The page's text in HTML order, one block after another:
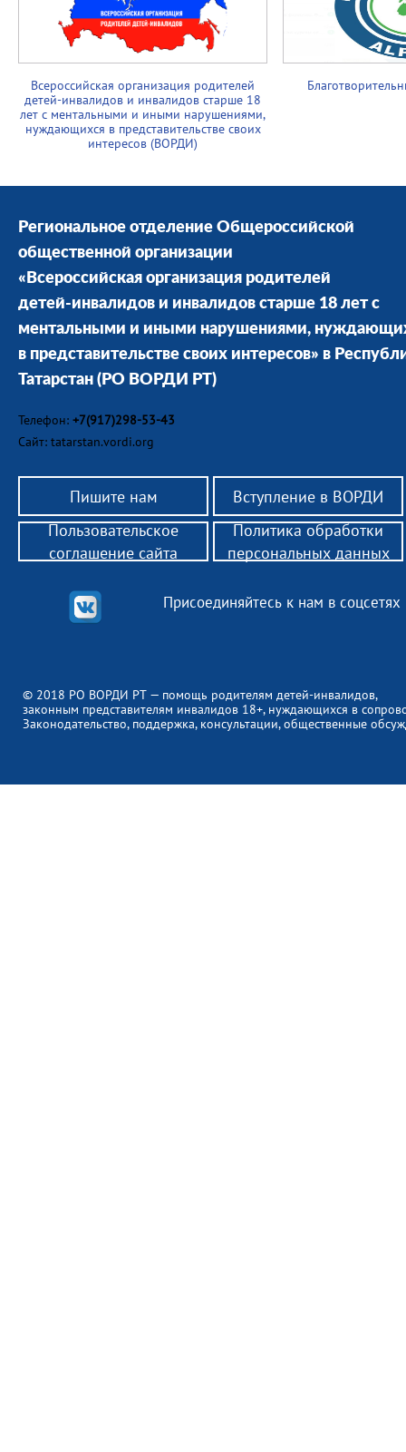
Всероссийская организация родителей
детей-инвалидов и инвалидов старше 18
лет с ментальными и иными нарушениями,
нуждающихся в представительстве своих
интересов (ВОРДИ)
Региональное отделение Общероссийской
общественной организации
«Всероссийская организация родителей
детей-инвалидов и инвалидов старше 18 лет с
ментальными и иными нарушениями,
в представительстве своих интересов» в
Татарстан (РО ВОРДИ РТ)
Телефон: +7(917)298-53-43
Сайт: tatarstan.vordi.org
Пишите нам Вступление в ВОРДИ
© 2018 РО ВОРДИ РТ — помощь родителям детей-инвалидов,
законным представителям инвалидов 18+, нуждающихся в
Законодательство, поддержка, консультации, общественные
Присоединяйтесь к нам в соцсетях
Пользовательское
соглашение сайта
Политика обработки
персональных данных